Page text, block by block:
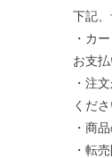
下記、
・カ
お支
・注
くださ
・商
・転